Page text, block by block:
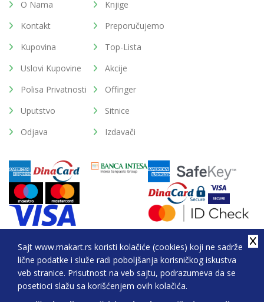
Sajt www.makart.rs koristi kolačiće (cookies) koji ne sadrže
lične podatke i služe radi poboljšanja korisničkog iskustva
veb stranice. Prisutnost na veb sajtu, podrazumeva da se
posetioci slažu sa korišćenjem ovih kolačića.
O Nama
Kontakt
Kupovina
Uslovi Kupovine
Polisa Privatnosti
Uputstvo
Odjava
Knjige
Preporučujemo
Top-Lista
Akcije
Offinger
Sitnice
Izdavači
2026. All Rights Reserved © Makart.rs - MAKART DOO
BEOGRAD (NOVI BEOGRAD), PIB: 105184104, MB:
20337524